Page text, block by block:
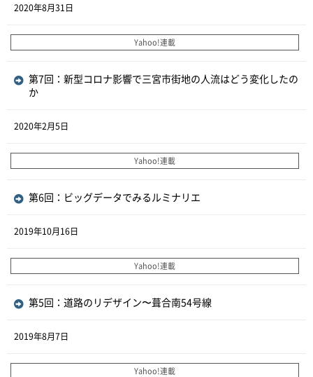
2020年8月31日
Yahoo!連載
第7回：新型コロナ影響で三宮市街地の人流はどう変化したの
か
2020年2月5日
Yahoo!連載
第6回：ビッグデータでみるルミナリエ
2019年10月16日
Yahoo!連載
第5回：道路のリデザイン〜葺合南54号線
2019年8月7日
Yahoo!連載